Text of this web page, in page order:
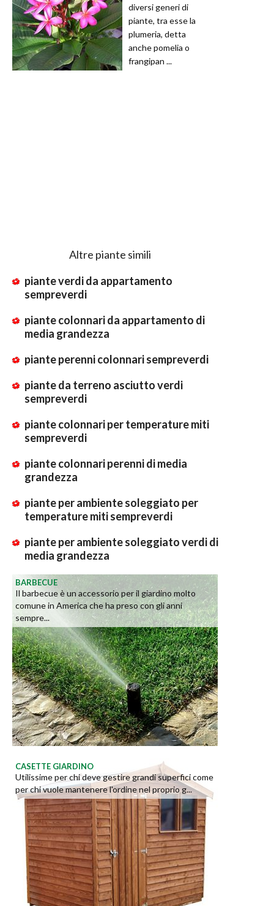
diversi generi di
piante, tra esse la
plumeria, detta
anche pomelia o
frangipan ...
Altre piante simili
piante verdi da appartamento
sempreverdi
piante colonnari da appartamento di
media grandezza
piante perenni colonnari sempreverdi
piante da terreno asciutto verdi
sempreverdi
piante colonnari per temperature miti
sempreverdi
piante colonnari perenni di media
grandezza
piante per ambiente soleggiato per
temperature miti sempreverdi
piante per ambiente soleggiato verdi di
media grandezza
BARBECUE
Il barbecue è un accessorio per il giardino molto
comune in America che ha preso con gli anni
sempre...
CASETTE GIARDINO
Utilissime per chi deve gestire grandi superfici come
per chi vuole mantenere l'ordine nel proprio g...